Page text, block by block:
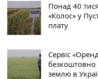
Понад 40
«Колос» у
плату
Сервіс
безкоштовно
землю в